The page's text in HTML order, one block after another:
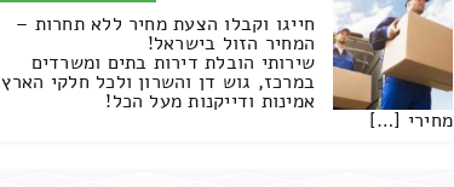
חייגו וקבלו הצעת מחיר ללא תחרות –
המחיר הזול בישראל!
שירותי הובלת דירות בתים ומשרדים
במרכז, גוש דן והשרון ולכל חלקי הארץ
אמינות ודייקנות מעל הכל!
מחירי […]